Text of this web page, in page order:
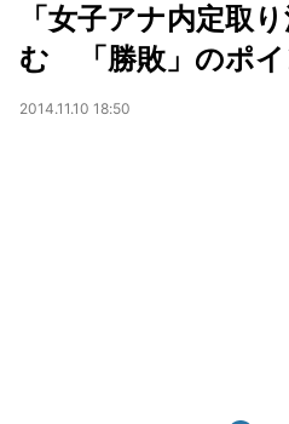
「女子アナ内定取
む 「勝敗」のポ
2014.11.10 18:50